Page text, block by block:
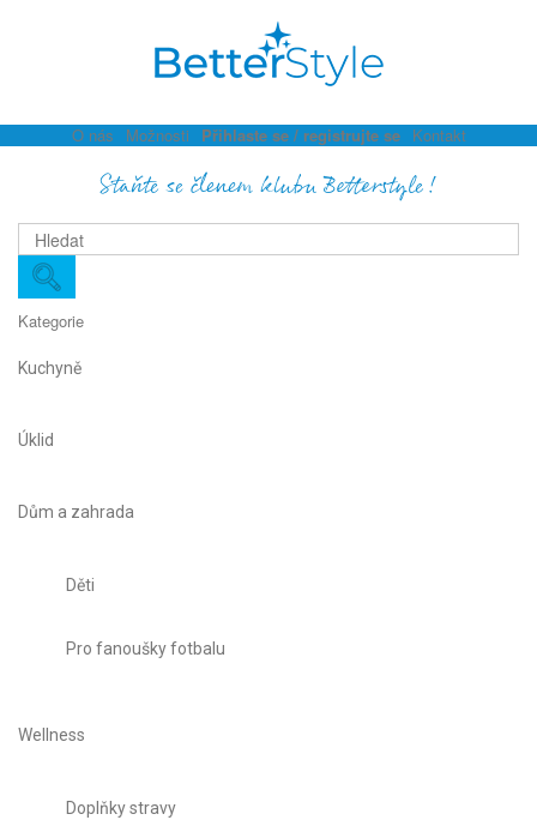
O nás Možnosti Přihlaste se / registrujte se Kontakt
Staňte se členem klubu Betterstyle!
Kategorie
Kuchyně
Úklid
Dům a zahrada
Děti
Pro fanoušky fotbalu
Wellness
Doplňky stravy